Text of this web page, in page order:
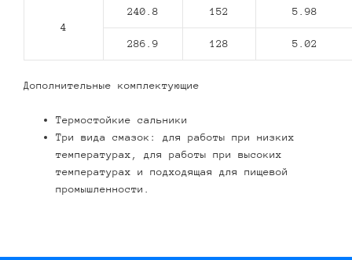
4
240.8 152 5.98
286.9 128 5.02
Дополнительные комплектующие
Термостойкие сальники
Три вида смазок: для работы при низких
температурах, для работы при высоких
температурах и подходящая для пищевой
промышленности.